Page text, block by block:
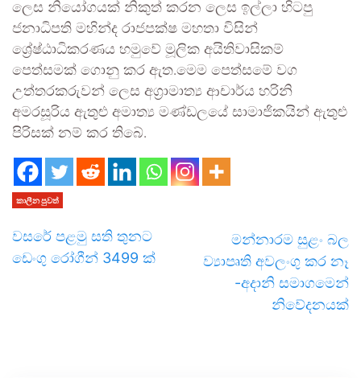
ලෙස නියෝගයක් නිකුත් කරන ලෙස ඉල්ලා හිටපු
ජනාධිපති මහින්ද රාජපක්ෂ මහතා විසින්
ශ්‍රේෂ්ඨාධිකරණය හමුවේ මූලික අයිතිවාසිකම්
පෙත්සමක් ගොනු කර ඇත.මෙම පෙත්සමේ වග
උත්තරකරුවන් ලෙස අග්‍රාමාත්‍ය ආචාර්ය හරිනි
අමරසූරිය ඇතුළු අමාත්‍ය මණ්ඩලයේ සාමාජිකයින් ඇතුළු
පිරිසක් නම් කර තිබේ.
කාලීන පුවත්
වසරේ පළමු සති තුනට
ඩෙංගු රෝගීන් 3499 ක්
මන්නාරම සුළං බල
ව්‍යාපෘති අවලංගු කර නෑ
-අදානි සමාගමෙන්
නිවේදනයක්